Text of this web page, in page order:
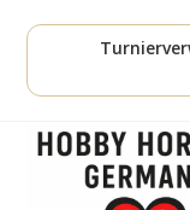
Inhalt